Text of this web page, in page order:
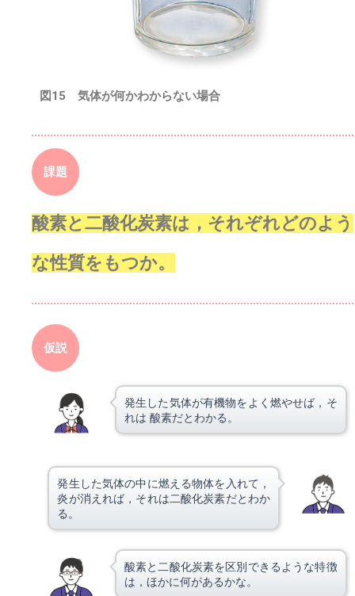
図15 気体が何かわからない場合
課題
酸素と二酸化炭素は，それぞれどのよう
な性質をもつか。
仮説
発生した気体が有機物をよく燃やせば，そ
れは 酸素だとわかる。
発生した気体の中に燃える物体を入れて，
炎が消えれば，それは二酸化炭素だとわか
る。
酸素と二酸化炭素を区別できるような特徴
は，ほかに何があるかな。